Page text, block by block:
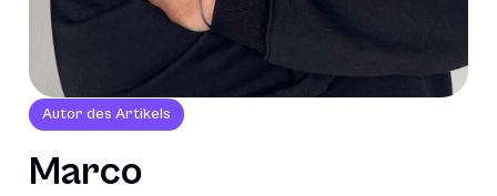
Autor des Artikels
Marco